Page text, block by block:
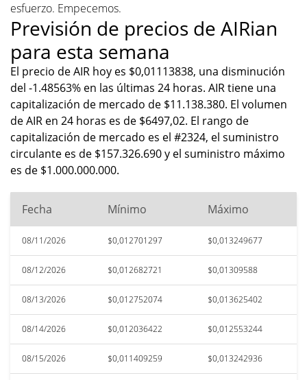
esfuerzo. Empecemos.
Previsión de precios de AIRian
para esta semana
El precio de AIR hoy es $0,01113838, una disminución
del -1.48563% en las últimas 24 horas. AIR tiene una
capitalización de mercado de $11.138.380. El volumen
de AIR en 24 horas es de $6497,02. El rango de
capitalización de mercado es el #2324, el suministro
circulante es de $157.326.690 y el suministro máximo
es de $1.000.000.000.
Fecha Mínimo Máximo
08/11/2026 $0,012701297 $0,013249677
08/12/2026 $0,012682721 $0,01309588
08/13/2026 $0,012752074 $0,013625402
08/14/2026 $0,012036422 $0,012553244
08/15/2026 $0,011409259 $0,013242936